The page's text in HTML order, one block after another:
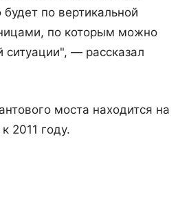
по вертикальной
по которым можно
ситуации", — рассказал
моста находится на
2011 году.